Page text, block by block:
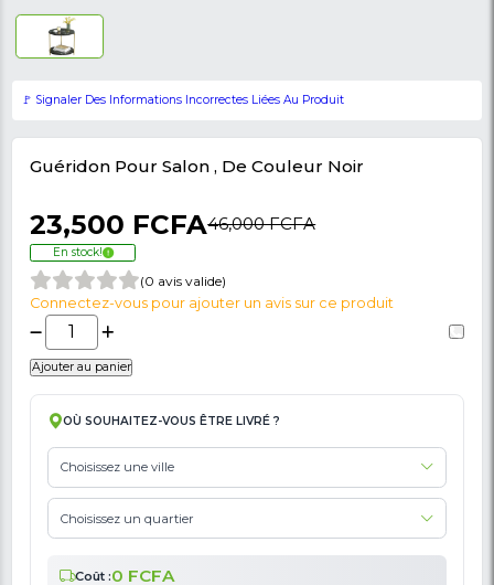
🚩 Signaler Des Informations Incorrectes Liées Au Produit
Guéridon Pour Salon , De Couleur Noir
23,500 FCFA46,000 FCFA
En stock!
(0 avis valide)
Connectez-vous pour ajouter un avis sur ce produit